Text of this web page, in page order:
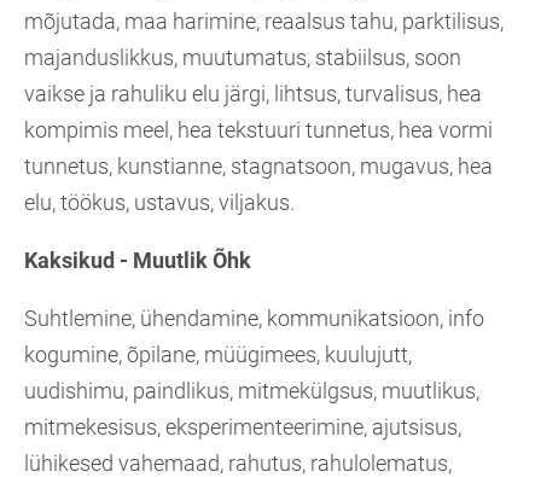
mõjutada, maa harimine, reaalsus tahu, parktilisus,
majanduslikkus, muutumatus, stabiilsus, soon
vaikse ja rahuliku elu järgi, lihtsus, turvalisus, hea
kompimis meel, hea tekstuuri tunnetus, hea vormi
tunnetus, kunstianne, stagnatsoon, mugavus, hea
elu, töökus, ustavus, viljakus.
Kaksikud - Muutlik Õhk
Suhtlemine, ühendamine, kommunikatsioon, info
kogumine, õpilane, müügimees, kuulujutt,
uudishimu, paindlikus, mitmekülgsus, muutlikus,
mitmekesisus, eksperimenteerimine, ajutsisus,
lühikesed vahemaad, rahutus, rahulolematus,